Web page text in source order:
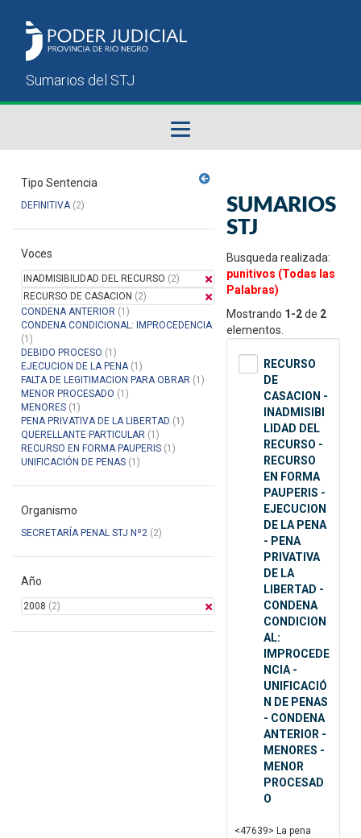
Sumarios del STJ
Manual del Usuario
Tipo Sentencia
DEFINITIVA(2)
Voces
INADMISIBILIDAD DEL RECURSO (2)
RECURSO DE CASACION (2)
CONDENA ANTERIOR (1)
CONDENA CONDICIONAL: IMPROCEDENCIA
(1)
DEBIDO PROCESO (1)
EJECUCION DE LA PENA(1)
FALTA DE LEGITIMACION PARA OBRAR (1)
MENOR PROCESADO (1)
MENORES (1)
PENA PRIVATIVA DE LA LIBERTAD (1)
QUERELLANTE PARTICULAR (1)
RECURSO EN FORMA PAUPERIS (1)
UNIFICACIÓN DE PENAS (1)
Organismo
SECRETARÍA PENAL STJ Nº2 (2)
Año
2008 (2)
SUMARIOS
STJ
Busqueda realizada:
punitivos (Todas las
Palabras)
Mostrando 1-2de 2
elementos.
RECURSO
DE
CASACION -
INADMISIBI
LIDAD DEL
RECURSO -
RECURSO
EN FORMA
PAUPERIS -
EJECUCION
DE LA PENA
- PENA
PRIVATIVA
DE LA
LIBERTAD -
CONDENA
CONDICION
AL:
IMPROCEDE
NCIA -
UNIFICACIÓ
N DE PENAS
- CONDENA
ANTERIOR -
MENORES -
MENOR
PROCESAD
O
<47639> La pena